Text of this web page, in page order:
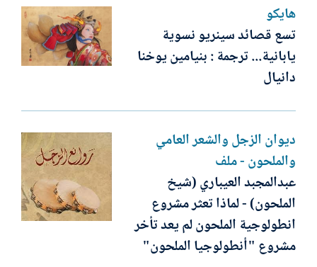
هايكو
تسع قصائد سينريو نسوية
يابانية... ترجمة : بنيامين يوخنا
دانيال
ديوان الزجل والشعر العامي
والملحون - ملف
عبدالمجبد العيباري (شيخ
الملحون) - لماذا تعثر مشروع
انطولوجية الملحون لم يعد تأخر
مشروع "أنطولوجيا الملحون"